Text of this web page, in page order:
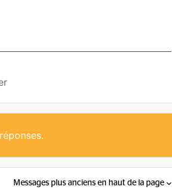
Messages plus anciens en haut de la page